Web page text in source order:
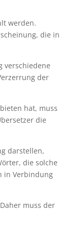
werden.
die in
verschiedene
der
hat, muss
die
darstellen,
die solche
in Verbindung
muss der